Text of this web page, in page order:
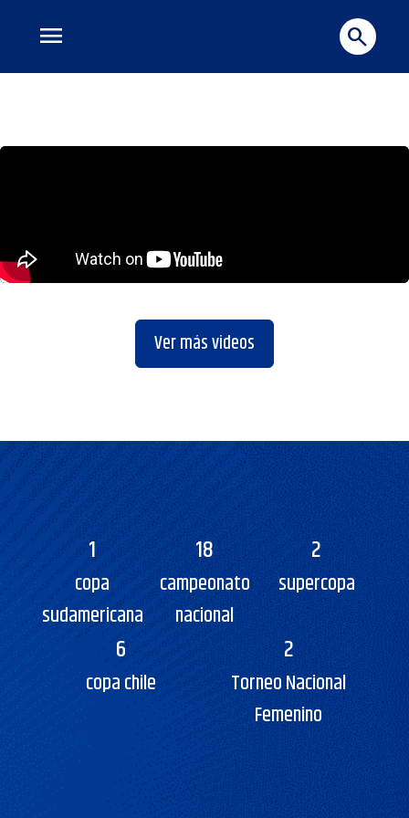
menu search
Ver más videos
1
copa
sudamericana
18
campeonato
nacional
2
supercopa
6
copa chile
2
Torneo Nacional
Femenino